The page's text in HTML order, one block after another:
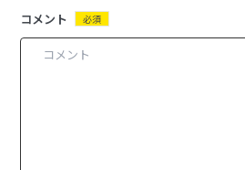
コメント 必須